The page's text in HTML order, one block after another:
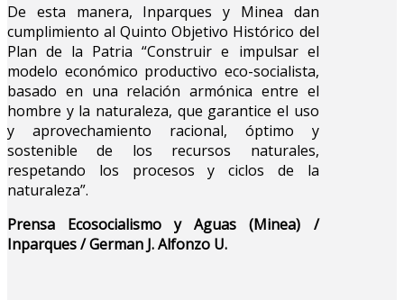
De esta manera, Inparques y Minea dan
cumplimiento al Quinto Objetivo Histórico del
Plan de la Patria “Construir e impulsar el
modelo económico productivo eco-socialista,
basado en una relación armónica entre el
hombre y la naturaleza, que garantice el uso
y aprovechamiento racional, óptimo y
sostenible de los recursos naturales,
respetando los procesos y ciclos de la
naturaleza”.
Prensa Ecosocialismo y Aguas (Minea) /
Inparques /German J. Alfonzo U.